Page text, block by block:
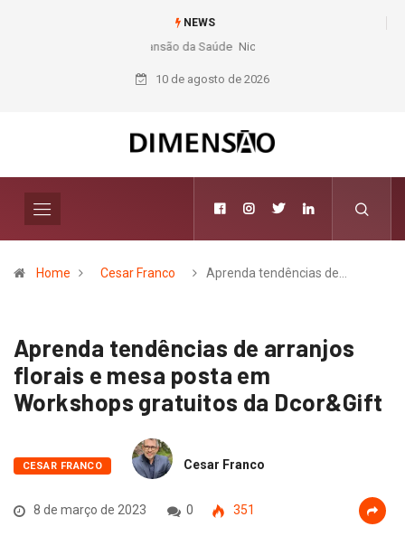
NEWS
Nichele completa 50 anos com 14 lojas e presença entre os maiores
varejistas de materiais de construção do Brasil
10 de agosto de 2026
Home Cesar Franco Aprenda tendências de…
Aprenda tendências de arranjos
florais e mesa posta em
Workshops gratuitos da Dcor&Gift
CESAR FRANCO Cesar Franco
8 de março de 2023 0 351